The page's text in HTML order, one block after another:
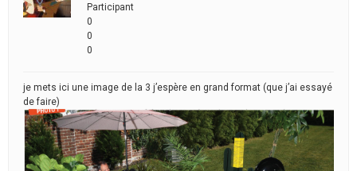
Participant
0
0
0
je mets ici une image de la 3 j’espère en grand format (que j’ai essayé
de faire)